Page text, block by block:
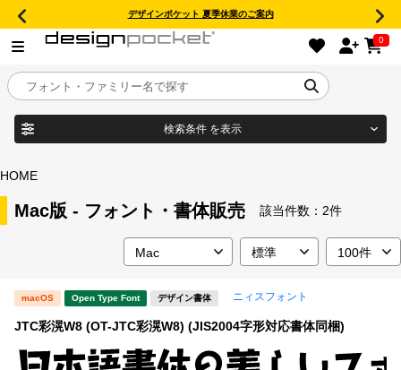
デザインポケット 夏季休業のご案内
0
目的別フォントガイド
年間ライセンス商品
キャンペーン一覧
検索条件 を表示
フォント形式
HOME
Mac版 - フォント・書体販売 該当件数： 2件
macOS Open Type Font デザイン書体 ニィスフォント
JTC彩滉W8 (OT-JTC彩滉W8) (JIS2004字形対応書体同梱)